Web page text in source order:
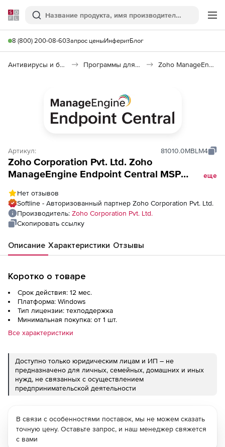
Softline
Поиск
8 (800) 200-08-60Запрос ценыИнферитБлог
Антивирусы и безопасность Программы для защиты информации Zoho ManageEngine Endpoint Central
Артикул: 81010.0MBLM4
Zoho Corporation Pvt. Ltd. Zoho
ManageEngine Endpoint Central MSP
Perpetual Model BitLocker Addon), fee for
500 Workstations
еще
Нет отзывов
Softline - Авторизованный партнер Zoho Corporation Pvt. Ltd.
Производитель: Zoho Corporation Pvt. Ltd.
Скопировать ссылку
Описание Характеристики Отзывы
Коротко о товаре
Срок действия: 12 мес.
Платформа: Windows
Тип лицензии: техподдержка
Минимальная покупка: от 1 шт.
Все характеристики
Доступно только юридическим лицам и ИП – не
предназначено для личных, семейных, домашних и иных
нужд, не связанных с осуществлением
предпринимательской деятельности
В связи с особенностями поставок, мы не можем сказать
точную цену. Оставьте запрос, и наш менеджер свяжется
с вами